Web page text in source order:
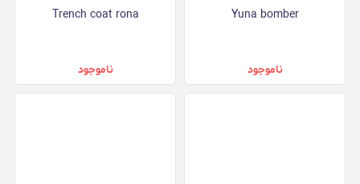
Yuna bomber
ناموجود
Trench coat rona
ناموجود